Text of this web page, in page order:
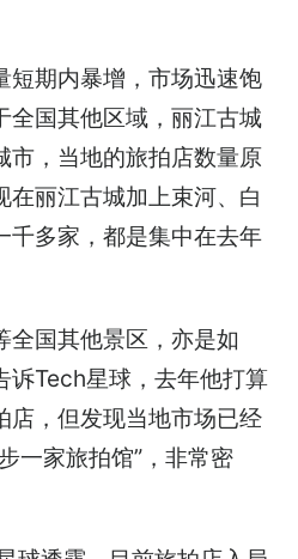
短期内暴增，市场迅速饱
全国其他区域，丽江古城
市，当地的旅拍店数量原
在丽江古城加上束河、白
千多家，都是集中在去年
全国其他景区，亦是如
诉Tech星球，去年他打算
店，但发现当地市场已经
一家旅拍馆”，非常密